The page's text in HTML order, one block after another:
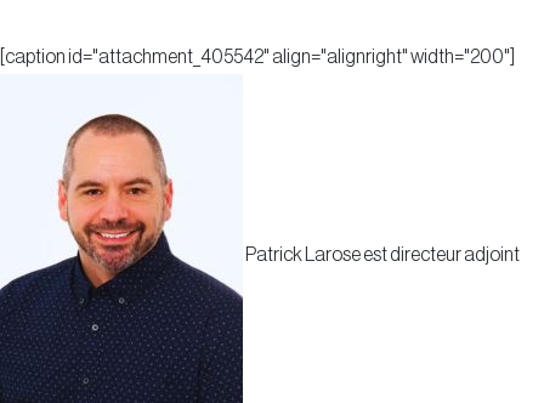
[caption id="attachment_405542" align="alignright" width="200"]
Patrick Larose est directeur adjoint